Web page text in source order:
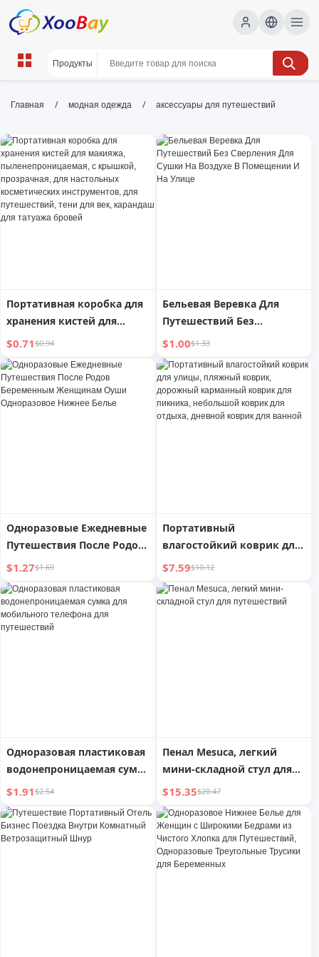
аксессуары для путешествий |
аксессуары для путешествий, дорожные
аксессуары, чемоданные органайзеры,
дорожные подушки, адаптеры питания,
органайзеры для багажа, wholesale
аксессуары для путешествий, XOOBAY
Главная / модная одежда / аксессуары для путешествий
Портативная коробка для
хранения кистей для
макияжа,
пыленепроницаемая, с
крышкой, прозрачная, для
настольных
косметических
$0.71$0.94
Бельевая Веревка Для
Путешествий Без
Сверления Для Сушки На
Воздухе В Помещении И
На Улице
$1.00$1.33
Одноразовые Ежедневные
Путешествия После Родов
Беременным Женщинам
Оуши Одноразовое
Нижнее Белье
$1.27$1.69
Портативный
влагостойкий коврик для
улицы, пляжный коврик,
дорожный карманный
коврик для пикника,
$7.59$10.12
Одноразовая пластиковая
водонепроницаемая сумка
для мобильного телефона
для путешествий
$1.91$2.54
Пенал Mesuca, легкий
мини-складной стул для
путешествий
$15.35$20.47